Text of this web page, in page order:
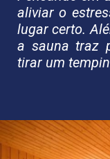
aliviar o
lugar certo.
a sauna traz
tirar um